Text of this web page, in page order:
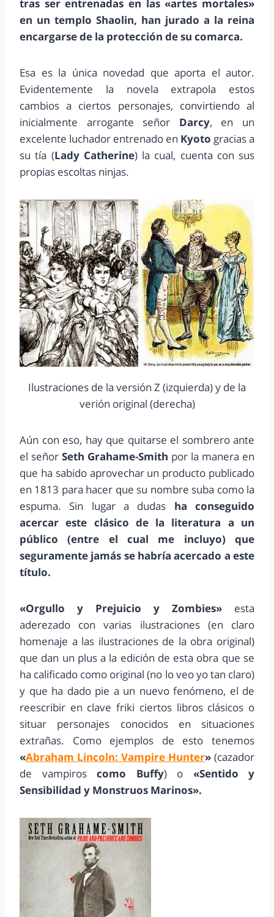
tras ser entrenadas en las «artes mortales»
en un templo Shaolin, han jurado a la reina
encargarse de la protección de su comarca.
Esa es la única novedad que aporta el autor.
Evidentemente la novela extrapola estos
cambios a ciertos personajes, convirtiendo al
inicialmente arrogante señor Darcy, en un
excelente luchador entrenado en Kyoto gracias a
su tía (Lady Catherine) la cual, cuenta con sus
propias escoltas ninjas.
Ilustraciones de la versión Z (izquierda) y de la
verión original (derecha)
Aún con eso, hay que quitarse el sombrero ante
el señor Seth Grahame-Smith por la manera en
que ha sabido aprovechar un producto publicado
en 1813 para hacer que su nombre suba como la
espuma. Sin lugar a dudas ha conseguido
acercar este clásico de la literatura a un
público (entre el cual me incluyo) que
seguramente jamás se habría acercado a este
título.
«Orgullo y Prejuicio y Zombies» esta
aderezado con varias ilustraciones (en claro
homenaje a las ilustraciones de la obra original)
que dan un plus a la edición de esta obra que se
ha calificado como original (no lo veo yo tan claro)
y que ha dado pie a un nuevo fenómeno, el de
reescribir en clave friki ciertos libros clásicos o
situar personajes conocidos en situaciones
extrañas. Como ejemplos de esto tenemos
«Abraham Lincoln: Vampire Hunter» (cazador
de vampiros como Buffy) o «Sentido y
Sensibilidad y Monstruos Marinos».